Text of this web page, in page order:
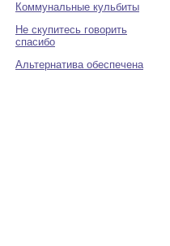
Коммунальные кульбиты
Не скупитесь говорить
спасибо
Альтернатива обеспечена